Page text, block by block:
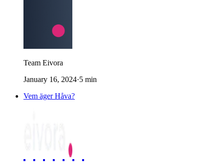
Team Eivora
January 16, 2024·5 min
Vem äger Håva?